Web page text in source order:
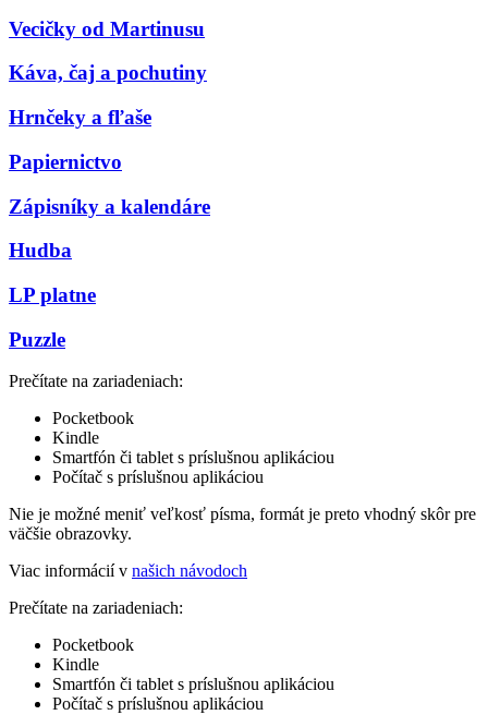
Vecičky od Martinusu
Káva, čaj a pochutiny
Hrnčeky a fľaše
Papiernictvo
Zápisníky a kalendáre
Hudba
LP platne
Puzzle
Prečítate na zariadeniach:
Pocketbook
Kindle
Smartfón či tablet s príslušnou aplikáciou
Počítač s príslušnou aplikáciou
Nie je možné meniť veľkosť písma, formát je preto vhodný skôr pre
väčšie obrazovky.
Viac informácií v našich návodoch
Prečítate na zariadeniach:
Pocketbook
Kindle
Smartfón či tablet s príslušnou aplikáciou
Počítač s príslušnou aplikáciou